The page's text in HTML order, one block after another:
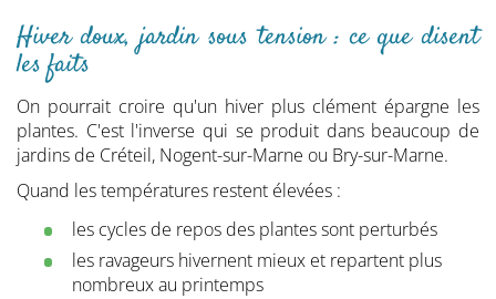
Hiver doux, jardin sous tension : ce que disent
les faits
On pourrait croire qu'un hiver plus clément épargne les
plantes. C'est l'inverse qui se produit dans beaucoup de
jardins de Créteil, Nogent-sur-Marne ou Bry-sur-Marne.
Quand les températures restent élevées :
les cycles de repos des plantes sont perturbés
les ravageurs hivernent mieux et repartent plus
nombreux au printemps